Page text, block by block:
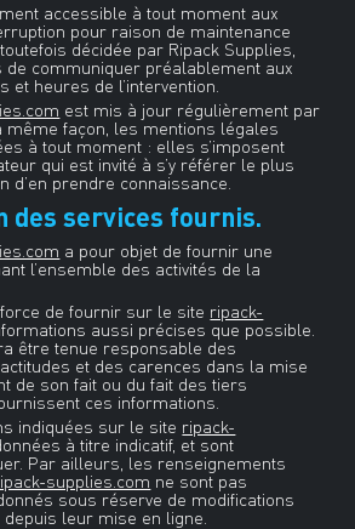
accessible à tout moment aux
pour raison de maintenance
décidée par Ripack Supplies,
de communiquer préalablement aux
heures de l’intervention.
est mis à jour régulièrement par
même façon, les mentions légales
à tout moment : elles s’imposent
qui est invité à s’y référer le plus
d’en prendre connaissance.
des services fournis.
a pour objet de fournir une
l’ensemble des activités de la
de fournir sur le site ripack-
aussi précises que possible.
être tenue responsable des
et des carences dans la mise
de son fait ou du fait des tiers
ces informations.
indiquées sur le site ripack-
à titre indicatif, et sont
Par ailleurs, les renseignements
supplies.com ne sont pas
sous réserve de modifications
leur mise en ligne.